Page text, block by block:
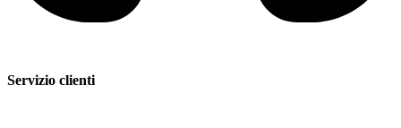
Servizio clienti